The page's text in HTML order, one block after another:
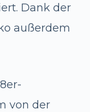
Dank der
außerdem
von der